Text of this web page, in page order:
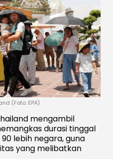
(Foto: EPA)
mengambil
durasi tinggal
lebih negara, guna
yang melibatkan